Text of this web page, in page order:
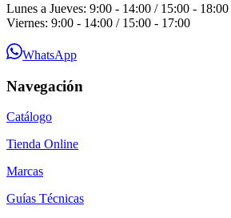
Lunes a Jueves: 9:00 - 14:00 / 15:00 - 18:00
Viernes: 9:00 - 14:00 / 15:00 - 17:00
WhatsApp
Navegación
Catálogo
Tienda Online
Marcas
Guías Técnicas